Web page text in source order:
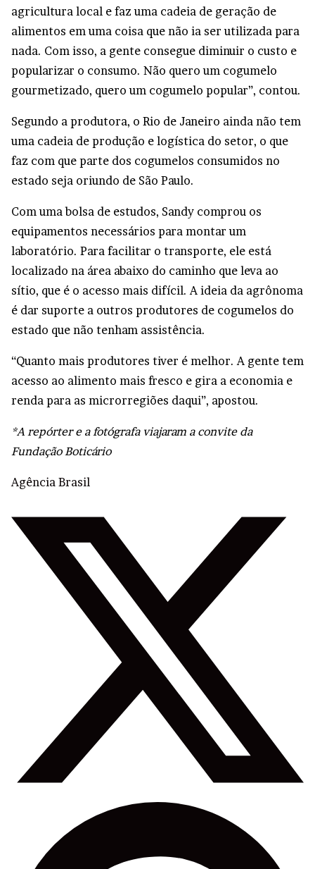
agricultura local e faz uma cadeia de geração de
alimentos em uma coisa que não ia ser utilizada para
nada. Com isso, a gente consegue diminuir o custo e
popularizar o consumo. Não quero um cogumelo
gourmetizado, quero um cogumelo popular”, contou.
Segundo a produtora, o Rio de Janeiro ainda não tem
uma cadeia de produção e logística do setor, o que
faz com que parte dos cogumelos consumidos no
estado seja oriundo de São Paulo.
Com uma bolsa de estudos, Sandy comprou os
equipamentos necessários para montar um
laboratório. Para facilitar o transporte, ele está
localizado na área abaixo do caminho que leva ao
sítio, que é o acesso mais difícil. A ideia da agrônoma
é dar suporte a outros produtores de cogumelos do
estado que não tenham assistência.
“Quanto mais produtores tiver é melhor. A gente tem
acesso ao alimento mais fresco e gira a economia e
renda para as microrregiões daqui”, apostou.
*A repórter e a fotógrafa viajaram a convite da
Fundação Boticário
Agência Brasil